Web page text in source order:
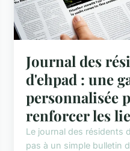
Journal des
d'ehpad : une
personnalisée
renforcer les
Le journal des résidents
pas à un simple bulletin